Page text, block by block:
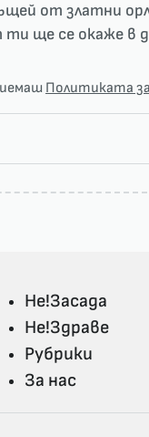
от златни
ще се окаже в
Политиката
Не!Засада
Не!Здраве
Рубрики
За нас